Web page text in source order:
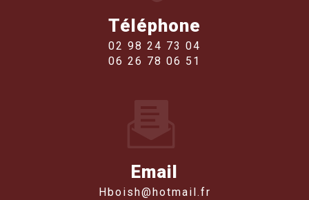
Téléphone
02 98 24 73 04
06 26 78 06 51
Email
hboish@hotmail.fr